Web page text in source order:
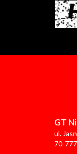
GT
ul.
70-